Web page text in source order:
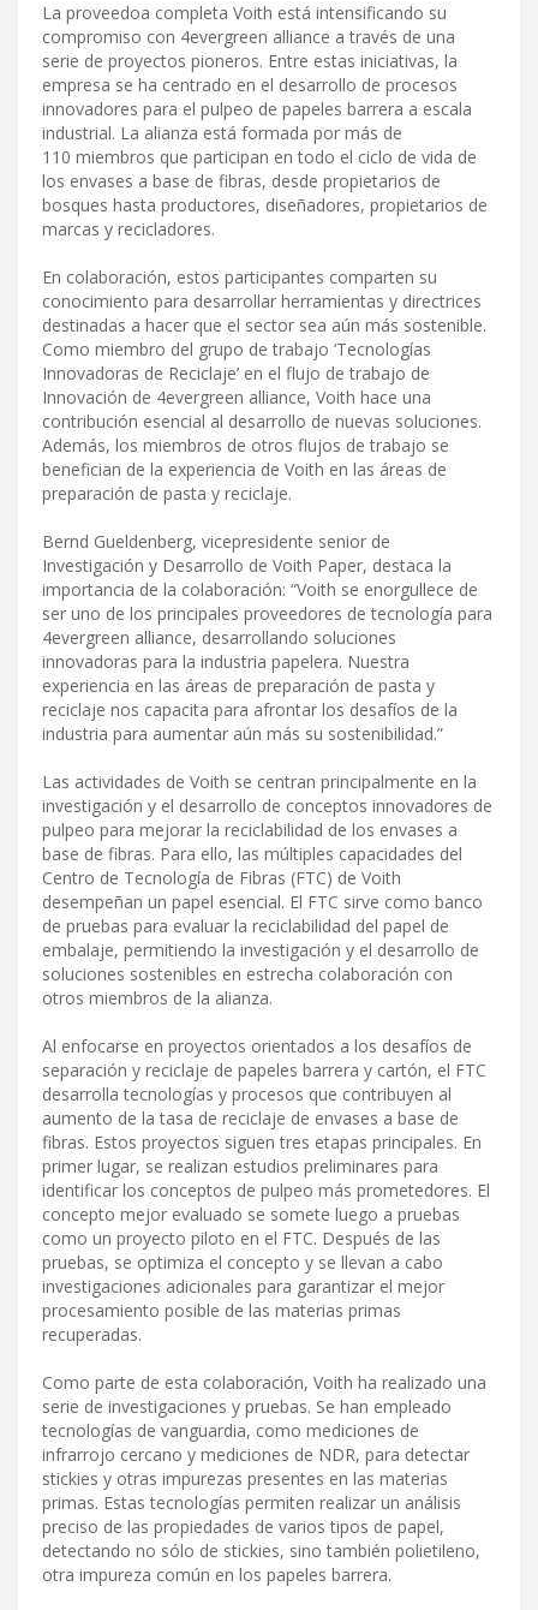
La proveedoa completa Voith está intensificando su
compromiso con 4evergreen alliance a través de una
serie de proyectos pioneros. Entre estas iniciativas, la
empresa se ha centrado en el desarrollo de procesos
innovadores para el pulpeo de papeles barrera a escala
industrial. La alianza está formada por más de
110 miembros que participan en todo el ciclo de vida de
los envases a base de fibras, desde propietarios de
bosques hasta productores, diseñadores, propietarios de
marcas y recicladores.
En colaboración, estos participantes comparten su
conocimiento para desarrollar herramientas y directrices
destinadas a hacer que el sector sea aún más sostenible.
Como miembro del grupo de trabajo ‘Tecnologías
Innovadoras de Reciclaje’ en el flujo de trabajo de
Innovación de 4evergreen alliance, Voith hace una
contribución esencial al desarrollo de nuevas soluciones.
Además, los miembros de otros flujos de trabajo se
benefician de la experiencia de Voith en las áreas de
preparación de pasta y reciclaje.
Bernd Gueldenberg, vicepresidente senior de
Investigación y Desarrollo de Voith Paper, destaca la
importancia de la colaboración: “Voith se enorgullece de
ser uno de los principales proveedores de tecnología para
4evergreen alliance, desarrollando soluciones
innovadoras para la industria papelera. Nuestra
experiencia en las áreas de preparación de pasta y
reciclaje nos capacita para afrontar los desafíos de la
industria para aumentar aún más su sostenibilidad.”
Las actividades de Voith se centran principalmente en la
investigación y el desarrollo de conceptos innovadores de
pulpeo para mejorar la reciclabilidad de los envases a
base de fibras. Para ello, las múltiples capacidades del
Centro de Tecnología de Fibras (FTC) de Voith
desempeñan un papel esencial. El FTC sirve como banco
de pruebas para evaluar la reciclabilidad del papel de
embalaje, permitiendo la investigación y el desarrollo de
soluciones sostenibles en estrecha colaboración con
otros miembros de la alianza.
Al enfocarse en proyectos orientados a los desafíos de
separación y reciclaje de papeles barrera y cartón, el FTC
desarrolla tecnologías y procesos que contribuyen al
aumento de la tasa de reciclaje de envases a base de
fibras. Estos proyectos siguen tres etapas principales. En
primer lugar, se realizan estudios preliminares para
identificar los conceptos de pulpeo más prometedores. El
concepto mejor evaluado se somete luego a pruebas
como un proyecto piloto en el FTC. Después de las
pruebas, se optimiza el concepto y se llevan a cabo
investigaciones adicionales para garantizar el mejor
procesamiento posible de las materias primas
recuperadas.
Como parte de esta colaboración, Voith ha realizado una
serie de investigaciones y pruebas. Se han empleado
tecnologías de vanguardia, como mediciones de
infrarrojo cercano y mediciones de NDR, para detectar
stickies y otras impurezas presentes en las materias
primas. Estas tecnologías permiten realizar un análisis
preciso de las propiedades de varios tipos de papel,
detectando no sólo de stickies, sino también polietileno,
otra impureza común en los papeles barrera.